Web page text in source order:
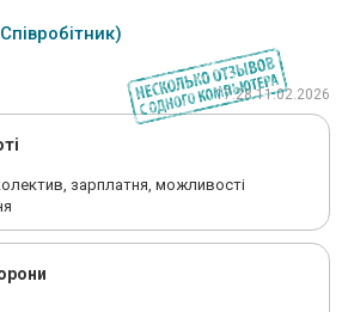
17:28 11.02.2026
зарплатня, можливості